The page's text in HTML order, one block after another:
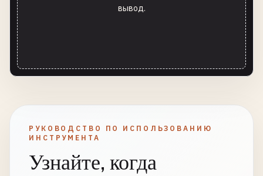
вывод.
РУКОВОДСТВО ПО ИСПОЛЬЗОВАНИЮ
ИНСТРУМЕНТА
Узнайте, когда